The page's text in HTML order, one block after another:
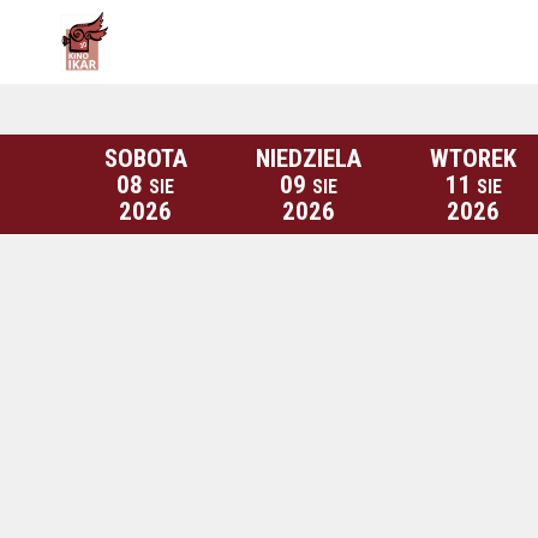
SOBOTA
08 SIE
2026
NIEDZIELA
09 SIE
2026
WTOREK
11 SIE
2026